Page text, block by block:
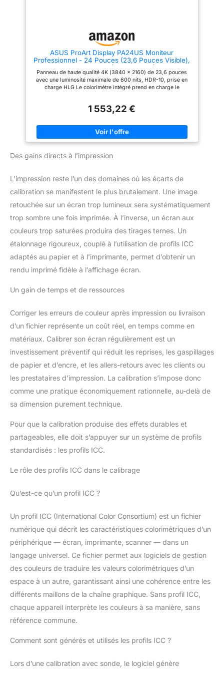
polyvalente: DisplayPort 1.2,
quatre ports USB-A 3.2 Gen 1,
ainsi que la prise audio pour
ASUS ProArt Display PA24US Moniteur
Professionnel - 24 Pouces (23,6 Pouces Visible),
IPS, 4K UHD (3840 x 2160)
Panneau de haute qualité 4K (3840 x 2160) de 23,6 pouces
avec une luminosité maximale de 600 nits, HDR-10, prise en
charge HLG Le colorimètre intégré prend en charge le
ColourSpace CMS Profondeur de couleur réelle de 10 bits, 99
1 553,22 €
Des gains directs à l’impression
L’impression reste l’un des domaines où les écarts de
calibration se manifestent le plus brutalement. Une image
retouchée sur un écran trop lumineux sera systématiquement
trop sombre une fois imprimée. À l’inverse, un écran aux
couleurs trop saturées produira des tirages ternes. Un
étalonnage rigoureux, couplé à l’utilisation de profils ICC
adaptés au papier et à l’imprimante, permet d’obtenir un
rendu imprimé fidèle à l’affichage écran.
Un gain de temps et de ressources
Corriger les erreurs de couleur après impression ou livraison
d’un fichier représente un coût réel, en temps comme en
matériaux. Calibrer son écran régulièrement est un
investissement préventif qui réduit les reprises, les gaspillages
de papier et d’encre, et les allers-retours avec les clients ou
les prestataires d’impression. La calibration s’impose donc
comme une pratique économiquement rationnelle, au-delà de
sa dimension purement technique.
Pour que la calibration produise des effets durables et
partageables, elle doit s’appuyer sur un système de profils
standardisés : les profils ICC.
Le rôle des profils ICC dans le calibrage
Qu’est-ce qu’un profil ICC ?
Un profil ICC (International Color Consortium) est un fichier
numérique qui décrit les caractéristiques colorimétriques d’un
périphérique — écran, imprimante, scanner — dans un
langage universel. Ce fichier permet aux logiciels de gestion
des couleurs de traduire les valeurs colorimétriques d’un
espace à un autre, garantissant ainsi une cohérence entre les
différents maillons de la chaîne graphique. Sans profil ICC,
chaque appareil interprète les couleurs à sa manière, sans
référence commune.
Comment sont générés et utilisés les profils ICC ?
Lors d’une calibration avec sonde, le logiciel génère